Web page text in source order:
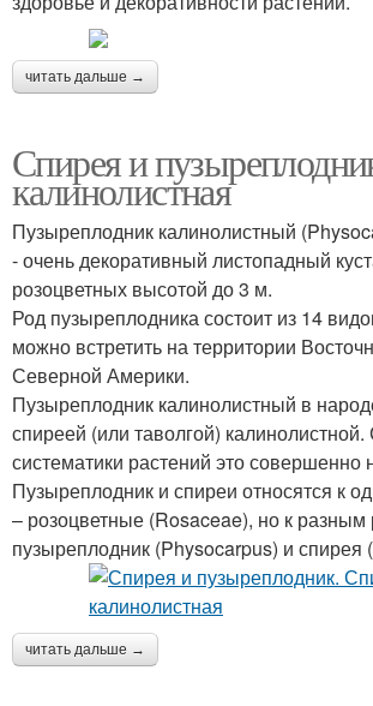
читать дальше →
Спирея и
калинолистная
Пузыреплодник калинолистный
- очень декоративный листопадный
розоцветных высотой до 3 м.
Род пузыреплодника состоит из 14
можно встретить на территории
Северной Америки.
Пузыреплодник калинолистный в
спиреей (или таволгой) калинолистной.
систематики растений это совершенно
Пузыреплодник и спиреи относятся к
– розоцветные (Rosaceae), но к разным
пузыреплодник (Physocarpus) и спирея
читать дальше →